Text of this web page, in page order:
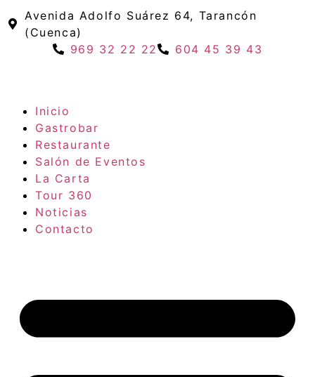
Avenida Adolfo Suárez 64, Tarancón
(Cuenca)
969 32 22 22
604 45 39 43
Inicio
Gastrobar
Restaurante
Salón de Eventos
La Carta
Tour 360
Noticias
Contacto